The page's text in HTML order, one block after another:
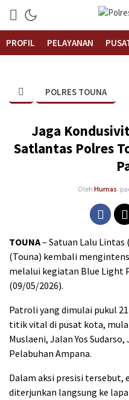
PROFIL
PELAYANAN
POLRES TOUNA
Jaga
Satlantas Polres
Oleh Humas
TOUNA– Satuan Lalu Lintas
(Touna) kembali
melalui kegiatan Blue Light
(09/05/2026).
Patroli yang dimulai pukul
titik vital di pusat kota,
Muslaeni, Jalan Yos
Pelabuhan Ampana.
Dalam aksi presisi
diterjunkan langsung ke